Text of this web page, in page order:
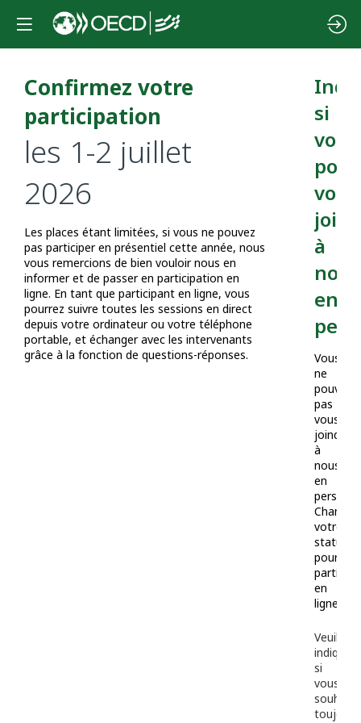
Confirmez votre
participation
les 1-2 juillet
2026
Les places étant limitées, si vous ne pouvez
pas participer en présentiel cette année, nous
vous remercions de bien vouloir nous en
informer et de passer en participation en
ligne. En tant que participant en ligne, vous
pourrez suivre toutes les sessions en direct
depuis votre ordinateur ou votre téléphone
portable, et échanger avec les intervenants
grâce à la fonction de questions-réponses.
si
vous
vous
à
nous
en
Vous
ne
pouvez
pas
vous
joindre
à
nous
en
Changez
votre
statut
pour
en
ligne
Veuillez
indiquer
si
vous
toujours